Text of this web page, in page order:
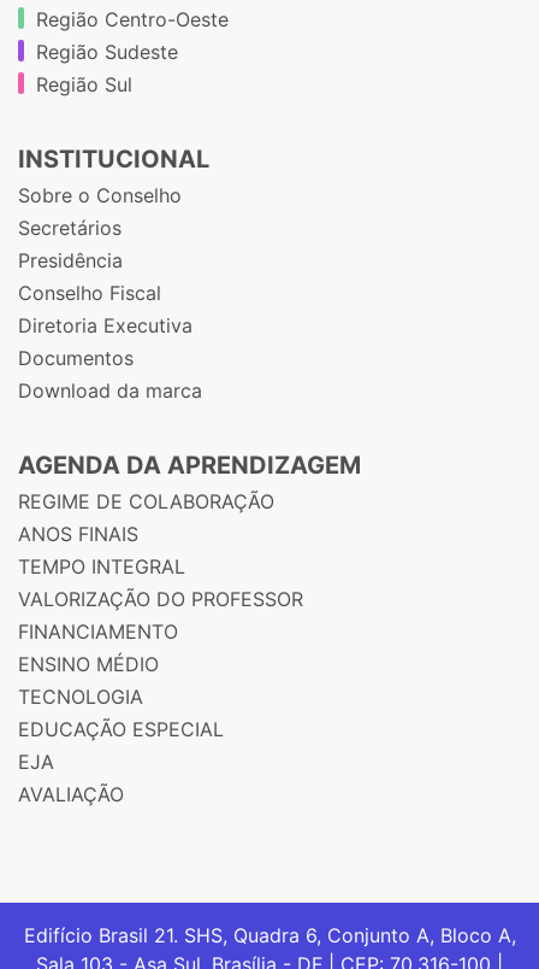
Região Centro-Oeste
Região Sudeste
Região Sul
INSTITUCIONAL
Sobre o Conselho
Secretários
Presidência
Conselho Fiscal
Diretoria Executiva
Documentos
Download da marca
AGENDA DA APRENDIZAGEM
REGIME DE COLABORAÇÃO
ANOS FINAIS
TEMPO INTEGRAL
VALORIZAÇÃO DO PROFESSOR
FINANCIAMENTO
ENSINO MÉDIO
TECNOLOGIA
EDUCAÇÃO ESPECIAL
EJA
AVALIAÇÃO
Edifício Brasil 21. SHS, Quadra 6, Conjunto A, Bloco A,
Sala 103 - Asa Sul, Brasília - DF | CEP: 70.316-100 |